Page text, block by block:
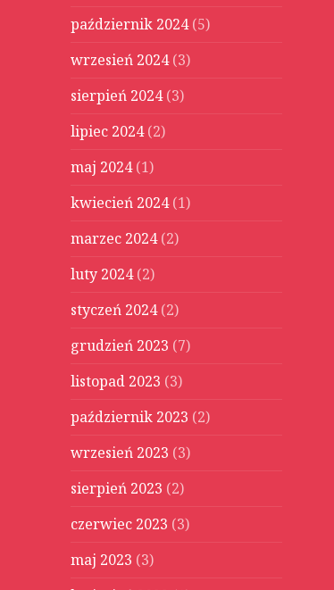
październik 2024(5)
wrzesień 2024(3)
sierpień 2024(3)
lipiec 2024(2)
maj 2024(1)
kwiecień 2024(1)
marzec 2024(2)
luty 2024(2)
styczeń 2024(2)
grudzień 2023 (7)
listopad 2023 (3)
październik 2023 (2)
wrzesień 2023 (3)
sierpień 2023 (2)
czerwiec 2023 (3)
maj 2023 (3)